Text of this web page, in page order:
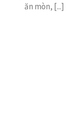
ăn mòn, [...]